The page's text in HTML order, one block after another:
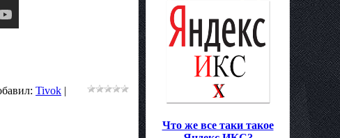
: Tivok |
Что же все таки такое